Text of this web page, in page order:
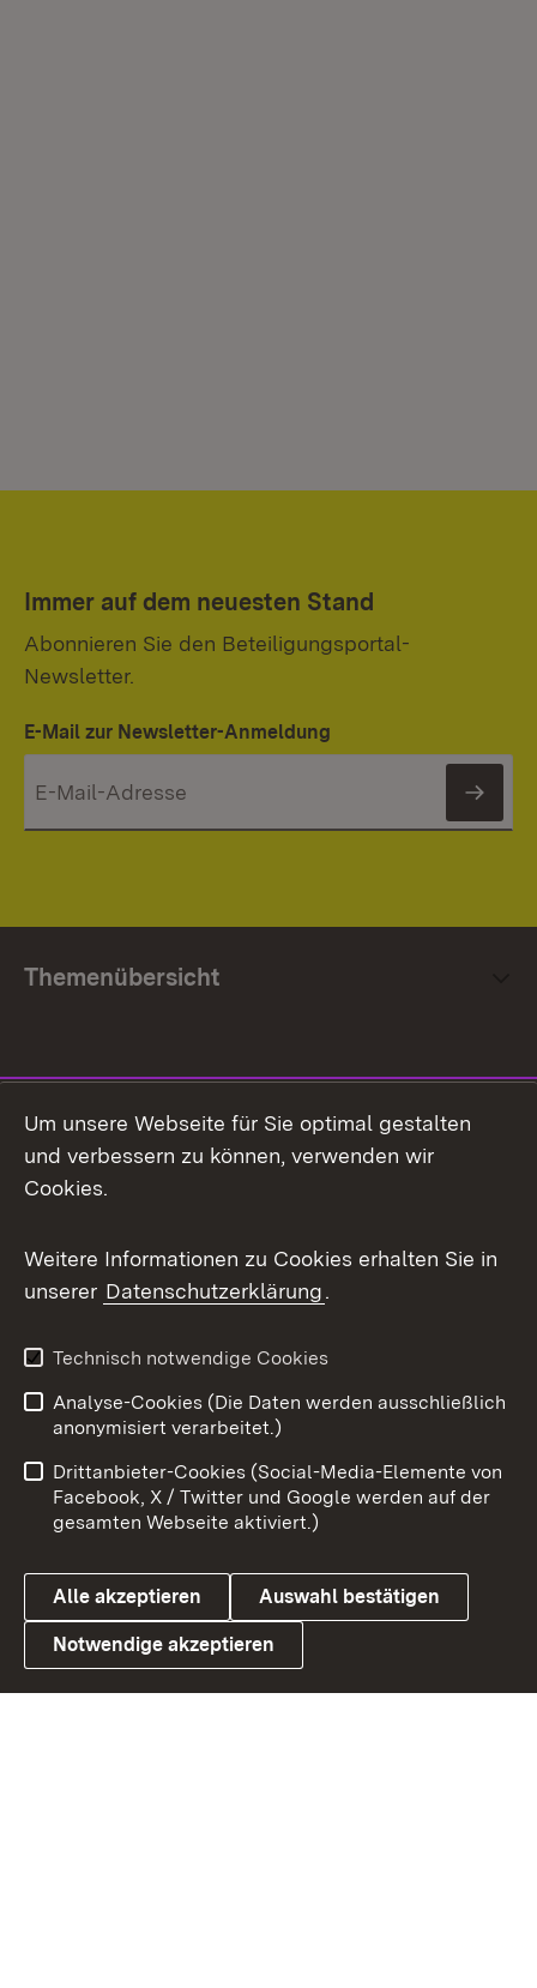
Immer auf dem neuesten Stand
Abonnieren Sie den Beteiligungsportal-
Newsletter.
E-Mail zur Newsletter-Anmeldung
Themenübersicht
Facebook
X / Twitter
Youtube
Link zum Landesportal
Impressum
Kontakt
Barrierefreiheit
Datenschutz
Cookies
Um unsere Webseite für Sie optimal gestalten
und verbessern zu können, verwenden wir
Cookies.
Weitere Informationen zu Cookies erhalten Sie in
unserer Datenschutzerklärung.
Technisch notwendige Cookies
Analyse-Cookies (Die Daten werden ausschließlich
anonymisiert verarbeitet.)
Drittanbieter-Cookies (Social-Media-Elemente von
Facebook, X / Twitter und Google werden auf der
gesamten Webseite aktiviert.)
Alle akzeptieren Auswahl bestätigen
Notwendige akzeptieren